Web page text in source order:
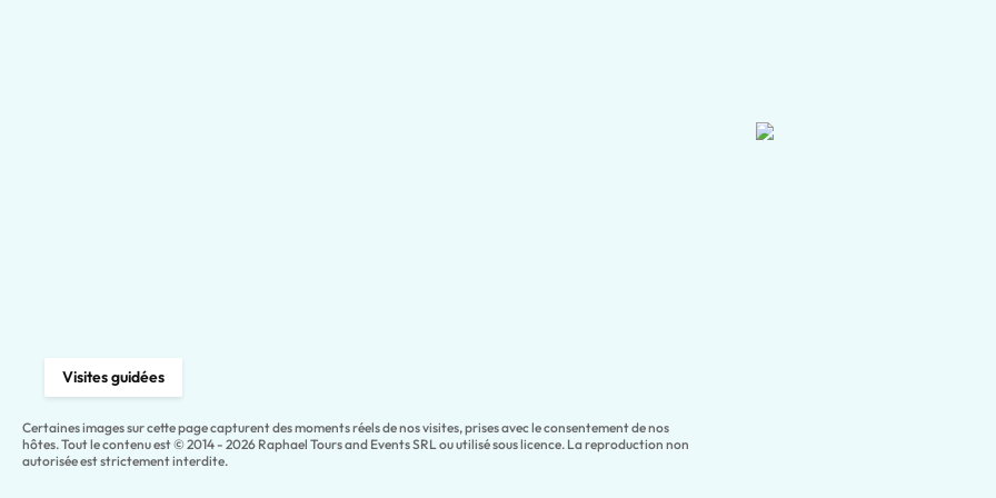
Visites guidées
Certaines images sur cette page capturent des moments réels de nos visites, prises avec le consentement de nos
hôtes. Tout le contenu est © 2014 - 2026 Raphael Tours and Events SRL ou utilisé sous licence. La reproduction non
autorisée est strictement interdite.